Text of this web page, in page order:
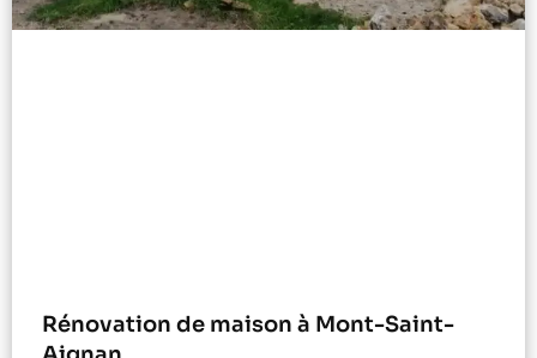
Rénovation de maison à Mont-Saint-